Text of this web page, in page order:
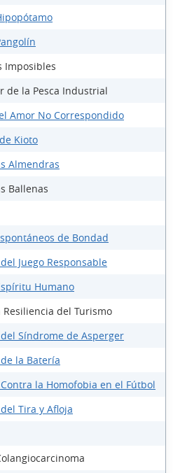
Imposibles
de la Pesca Industrial
Amor No Correspondido
Kioto
Almendras
Ballenas
de Bondad
Juego Responsable
Humano
del Turismo
Síndrome de Asperger
la Batería
la Homofobia en el Fútbol
Tira y Afloja